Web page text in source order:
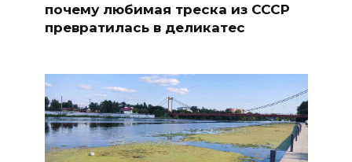
почему любимая треска из СССР
превратилась в деликатес